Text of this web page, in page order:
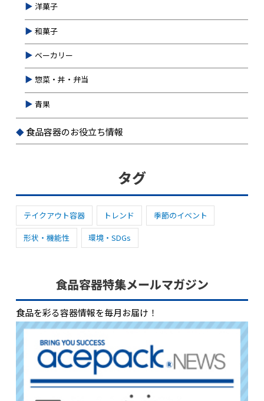
洋菓子
和菓子
ベーカリー
惣菜・丼・弁当
青果
食品容器のお役立ち情報
タグ
テイクアウト容器 トレンド
季節のイベント
形状・機能性
環境・SDGs
食品容器特集メールマガジン
食品を彩る容器情報を毎月お届け！